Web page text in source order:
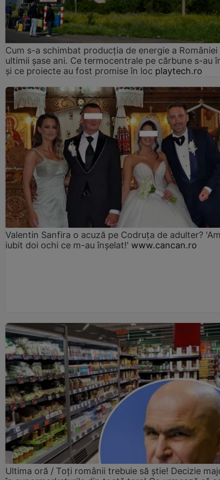
Cum s-a schimbat producția de energie a României
ultimii șase ani. Ce termocentrale pe cărbune s-au
și ce proiecte au fost promise în loc playtech.ro
Valentin Sanfira o acuză pe Codruța de adulter?
iubit doi ochi ce m-au înșelat!' www.cancan.ro
Ultima oră / Toți românii trebuie să știe! Decizie